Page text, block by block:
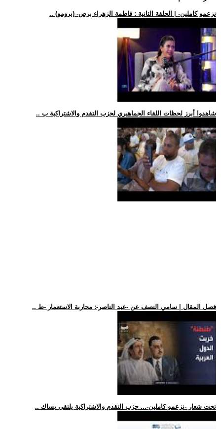
.. (برومو) -نزعمو كاملين- | الحلقة الثانية : فاطمة الزهراء برص
.. شاهدوا أبرز لحظات اللقاء الجماهيري لحزب التقدم والاشتراكية ب
.. فصل المقال | سامي النصف عن -عبد الناصر-: محاربة الاستعمار -ط
.. تحت شعار -نزعمو كاملين-... حزب التقدم والاشتراكية يلتقي بساك